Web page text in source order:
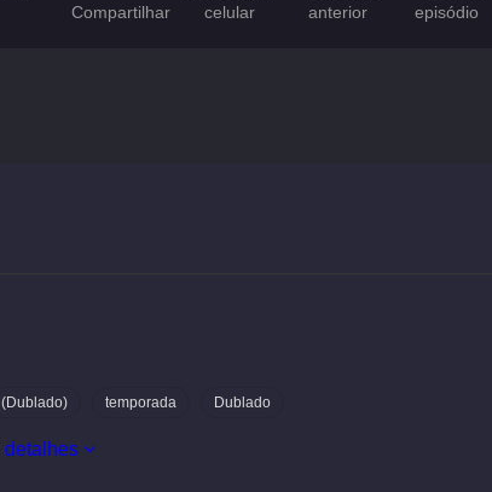
Compartilhar
celular
anterior
episódio
(Dublado) temporada Dublado
detalhes